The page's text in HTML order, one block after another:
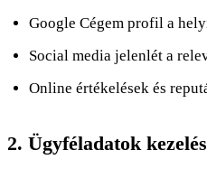
Google Cégem profil a
Social media jelenlét a
Online értékelések és
2. Ügyféladatok